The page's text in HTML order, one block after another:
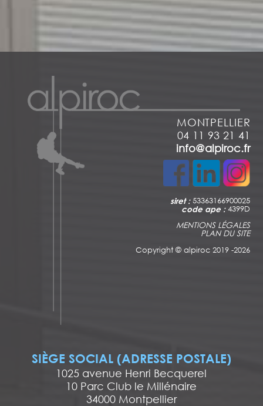
MONTPELLIER
04 11 93 21 41
info@alpiroc.fr
siret :53363166900025
code ape :4399D
MENTIONS LÉGALES
PLAN DU SITE
Copyright ©alpiroc 2019 -2026
SIÈGE SOCIAL (ADRESSE POSTALE)
1025 avenue Henri Becquerel
10 Parc Club le Millénaire
34000 Montpellier